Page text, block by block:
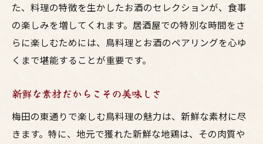
た、料理の特徴を生かしたお酒のセレクションが、食事
の楽しみを増してくれます。居酒屋での特別な時間をさ
らに楽しむためには、鳥料理とお酒のペアリングを心ゆ
くまで堪能することが重要です。
新鮮な素材だからこその美味しさ
梅田の東通りで楽しむ鳥料理の魅力は、新鮮な素材に尽
きます。特に、地元で獲れた新鮮な地鶏は、その肉質や